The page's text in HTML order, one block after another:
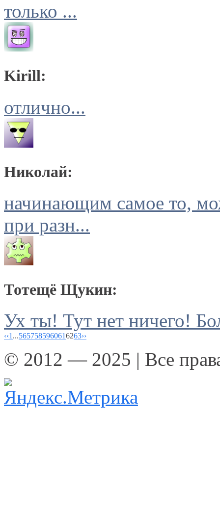
только ...
Kirill:
отлично...
Николай:
начинающим самое то,
при разн...
Тотещё Щукин:
Ух ты! Тут нет ничего!
‹‹1 ...5657585960616263››
© 2012 — 2025 | Все